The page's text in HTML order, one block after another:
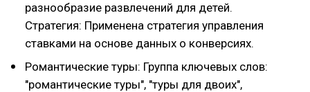
разнообразие развлечений для детей.
Стратегия: Применена стратегия управления
ставками на основе данных о конверсиях.
Романтические туры: Группа ключевых слов:
"романтические туры", "туры для двоих",